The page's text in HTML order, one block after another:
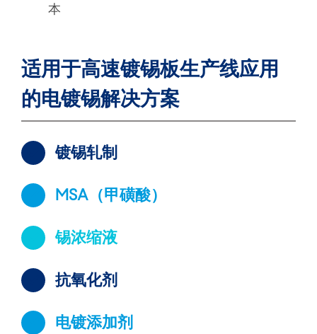
本
适用于高速镀锡板生产线应用
的电镀锡解决方案
镀锡轧制
MSA（甲磺酸）
锡浓缩液
抗氧化剂
电镀添加剂